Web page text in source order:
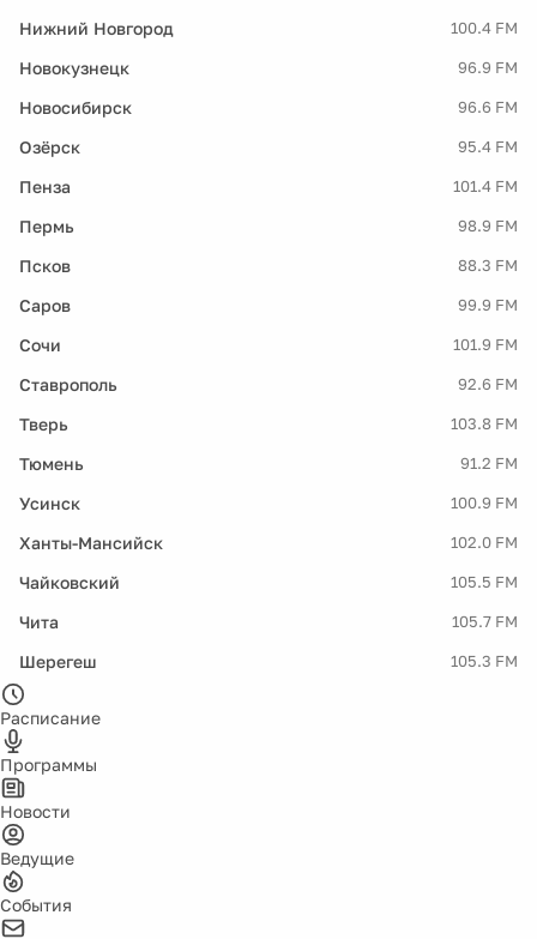
Нижний Новгород 100.4 FM
Новокузнецк 96.9 FM
Новосибирск 96.6 FM
Озёрск 95.4 FM
Пенза 101.4 FM
Пермь 98.9 FM
Псков 88.3 FM
Саров 99.9 FM
Сочи 101.9 FM
Ставрополь 92.6 FM
Тверь 103.8 FM
Тюмень 91.2 FM
Усинск 100.9 FM
Ханты-Мансийск 102.0 FM
Чайковский 105.5 FM
Чита 105.7 FM
Шерегеш 105.3 FM
Расписание
Программы
Новости
Ведущие
События